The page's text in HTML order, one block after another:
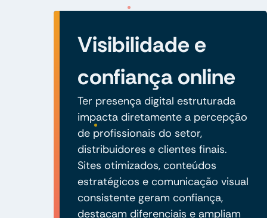
Visibilidade e
confiança online
Ter presença digital estruturada
impacta diretamente a percepção
de profissionais do setor,
distribuidores e clientes finais.
Sites otimizados, conteúdos
estratégicos e comunicação visual
consistente geram confiança,
destacam diferenciais e ampliam